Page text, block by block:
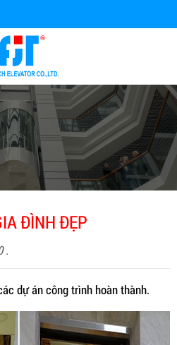
ĐÌNH ĐẸP
.
dự án công trình hoàn thành.